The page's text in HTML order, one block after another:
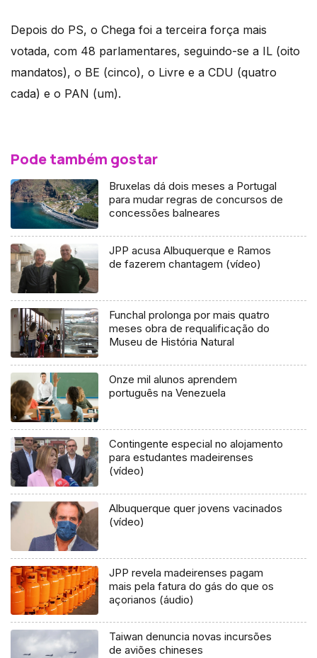
Depois do PS, o Chega foi a terceira força mais
votada, com 48 parlamentares, seguindo-se a IL (oito
mandatos), o BE (cinco), o Livre e a CDU (quatro
cada) e o PAN (um).
Pode também gostar
Bruxelas dá dois meses a Portugal
para mudar regras de concursos de
concessões balneares
JPP acusa Albuquerque e Ramos
de fazerem chantagem (vídeo)
Funchal prolonga por mais quatro
meses obra de requalificação do
Museu de História Natural
Onze mil alunos aprendem
português na Venezuela
Contingente especial no alojamento
para estudantes madeirenses
(vídeo)
Albuquerque quer jovens vacinados
(vídeo)
JPP revela madeirenses pagam
mais pela fatura do gás do que os
açorianos (áudio)
Taiwan denuncia novas incursões
de aviões chineses